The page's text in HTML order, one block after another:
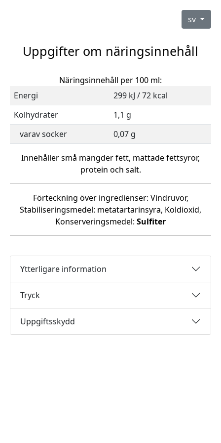
sv
Uppgifter om näringsinnehåll
Näringsinnehåll per 100 ml:
Energi
299 kJ / 72 kcal
Kolhydrater
1,1 g
varav socker
0,07 g
Innehåller små mängder fett, mättade fettsyror,
protein och salt.
Förteckning över ingredienser: Vindruvor,
Stabiliseringsmedel: metatartarinsyra, Koldioxid,
Konserveringsmedel: Sulfiter
Ytterligare information
Tryck
Uppgiftsskydd